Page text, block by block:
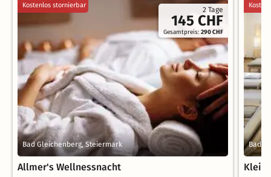
2 Tage
145 CHF
Gesamtpreis:290 CHF
Kostenlos stornierbar
Bad Gleichenberg, Steiermark
Allmer's Wellnessnacht
Bad